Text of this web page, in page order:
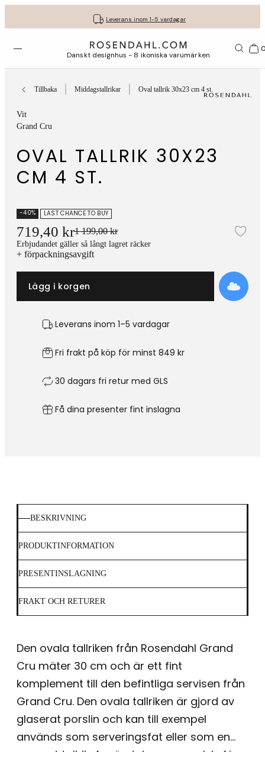
Leverans inom 1-5 vardagar
Fri frakt på köp för minst 849 kr.
30 dagars fri retur med GLS
Få dina presenter fint inslagna
Öppna menyn Danskt designhus - 8 ikoniska varumärken
Tillbaka Middagstallrikar Oval tallrik 30x23 cm 4 st.
Vit
Grand Cru
OVAL TALLRIK 30X23
CM 4 ST.
-40% LAST CHANCE TO BUY
719,40 kr1 199,00 kr
Erbjudandet gäller så långt lagret räcker
+ förpackningsavgift
Lägg i korgen
Leverans inom 1–5 vardagar
Fri frakt på köp för minst 849 kr
30 dagars fri retur med GLS
Få dina presenter fint inslagna
BESKRIVNING
PRODUKTINFORMATION
PRESENTINSLAGNING
FRAKT OCH RETURER
Den ovala tallriken från Rosendahl Grand
Cru mäter 30 cm och är ett fint
komplement till den befintliga servisen från
Grand Cru. Den ovala tallriken är gjord av
glaserat porslin och kan till exempel
används som serveringsfat eller som en
separat tallrik. Använd den exempelvis för